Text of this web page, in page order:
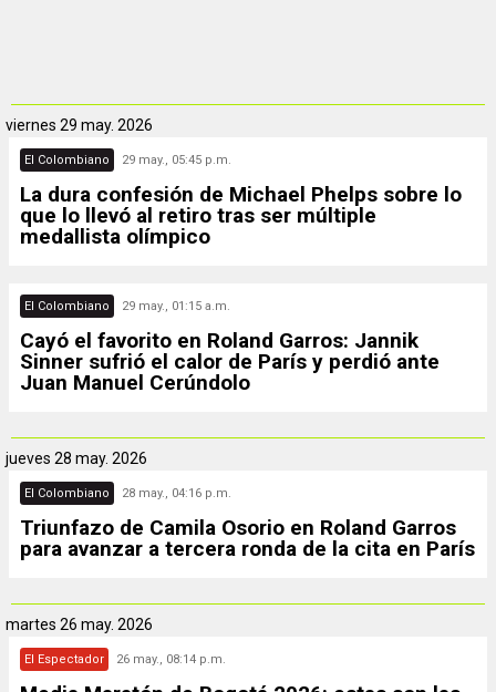
viernes 29 may. 2026
El Colombiano 29 may., 05:45 p.m.
La dura confesión de Michael Phelps sobre lo
que lo llevó al retiro tras ser múltiple
medallista olímpico
El Colombiano 29 may., 01:15 a.m.
Cayó el favorito en Roland Garros: Jannik
Sinner sufrió el calor de París y perdió ante
Juan Manuel Cerúndolo
jueves 28 may. 2026
El Colombiano 28 may., 04:16 p.m.
Triunfazo de Camila Osorio en Roland Garros
para avanzar a tercera ronda de la cita en París
martes 26 may. 2026
El Espectador 26 may., 08:14 p.m.